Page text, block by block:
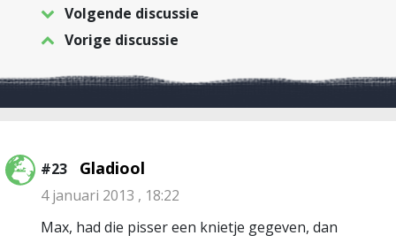
Volgende discussie
Vorige discussie
#23 Gladiool
4 januari 2013 , 18:22
Max, had die pisser een knietje gegeven, dan